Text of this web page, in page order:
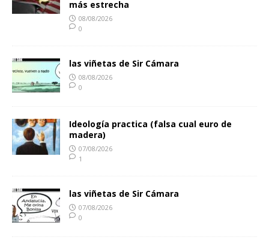
más estrecha
08/08/2026
0
las viñetas de Sir Cámara
08/08/2026
0
Ideología practica (falsa cual euro de
madera)
07/08/2026
1
las viñetas de Sir Cámara
07/08/2026
0